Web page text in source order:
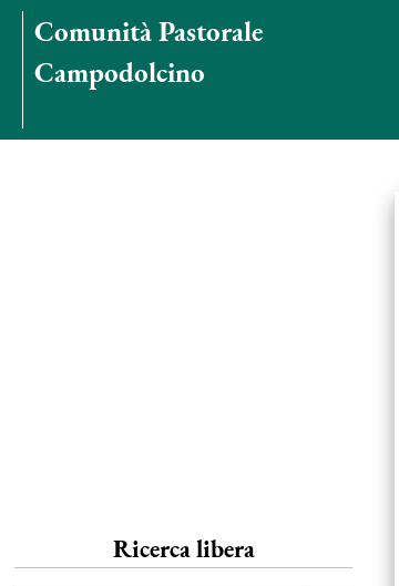
Comunità Pastorale
Campodolcino
Ricerca libera